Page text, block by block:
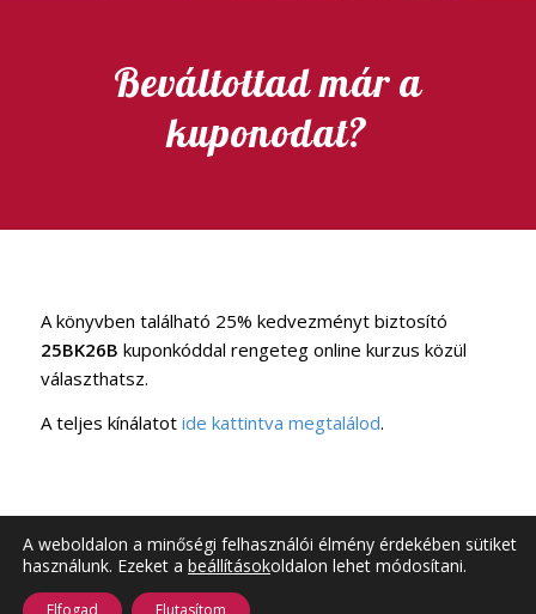
Beváltottad már a
kuponodat?
A könyvben található 25% kedvezményt biztosító
25BK26B kuponkóddal rengeteg online kurzus közül
választhatsz.
A teljes kínálatot ide kattintva megtalálod.
2026 © Copyright - PoliLili, Ébredő Szexualitás - Minden jog fenntartva!
A weboldalon a minőségi felhasználói élmény érdekében sütiket
használunk. Ezeket a beállításokoldalon lehet módosítani.
Elfogad Elutasítom